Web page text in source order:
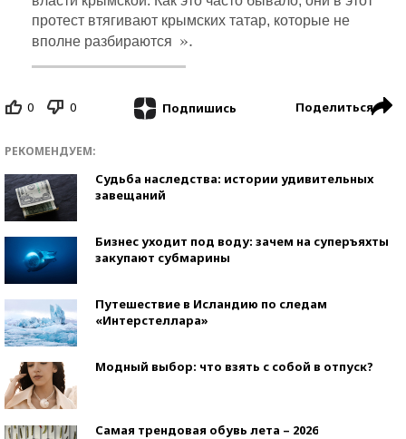
протест втягивают крымских татар, которые не
вполне разбираются ».
0 0 Подпишись Поделиться
РЕКОМЕНДУЕМ:
Судьба наследства: истории удивительных
завещаний
Бизнес уходит под воду: зачем на суперъяхты
закупают субмарины
Путешествие в Исландию по следам
«Интерстеллара»
Модный выбор: что взять с собой в отпуск?
Самая трендовая обувь лета – 2026